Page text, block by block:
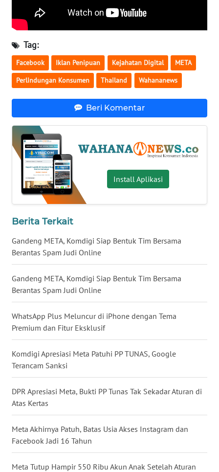
Tag:
Facebook Iklan Penipuan Kejahatan Digital META
Perlindungan Konsumen Thailand Wahananews
Beri Komentar
Install Aplikasi
Berita Terkait
Gandeng META, Komdigi Siap Bentuk Tim Bersama
Berantas Spam Judi Online
Gandeng META, Komdigi Siap Bentuk Tim Bersama
Berantas Spam Judi Online
WhatsApp Plus Meluncur di iPhone dengan Tema
Premium dan Fitur Eksklusif
Komdigi Apresiasi Meta Patuhi PP TUNAS, Google
Terancam Sanksi
DPR Apresiasi Meta, Bukti PP Tunas Tak Sekadar Aturan di
Atas Kertas
Meta Akhirnya Patuh, Batas Usia Akses Instagram dan
Facebook Jadi 16 Tahun
Meta Tutup Hampir 550 Ribu Akun Anak Setelah Aturan
WN
SULBAR
WN
BABEL
WN
WN
SUMSEL
WN
BENGKULU
WN
LAMPUNG
JATENG
WN
NUSANTARA
WN
JOGJA
WN
WN